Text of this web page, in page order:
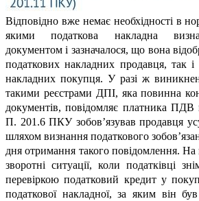
Відповідно вже немає необхідності в
якими податкова накладна
документом і зазначалося, що вона
податкових накладних продавця, так і
накладних покупця. У разі ж
такими реєстрами ДПІ, яка повинна
документів, повідомляє платника ПДВ
П. 201.6 ПКУ зобов’язував продавця
шляхом визнання податкового
дня отримання такого повідомлення. На
зворотні ситуації, коли податківці
перевіркою податковий кредит у
податкової накладної, за яким він